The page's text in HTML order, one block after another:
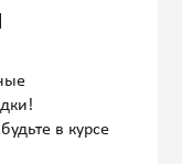
в курсе